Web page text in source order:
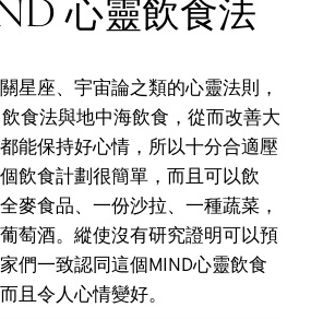
心靈飲食法
星座、宇宙論之類的心靈法則，
食法與地中海飲食，從而改善大
能保持好心情，所以十分合適壓
飲食計劃很簡單，而且可以飲
麥食品、一份沙拉、一種蔬菜，
萄酒。縱使沒有研究證明可以預
們一致認同這個MIND心靈飲食
且令人心情變好。